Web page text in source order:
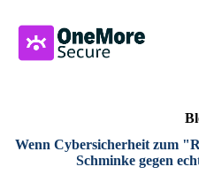
Wenn Cybersicherheit zum
Schminke gegen